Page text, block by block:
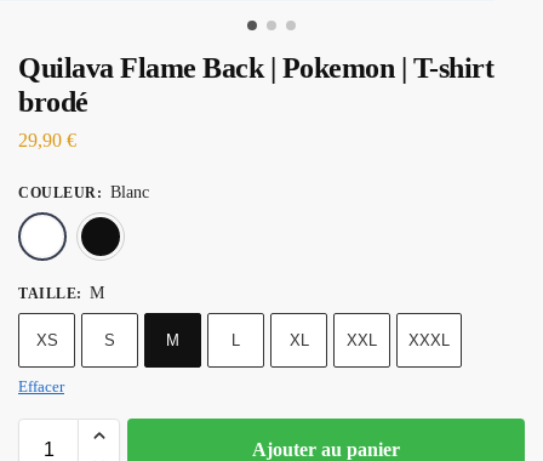
Quilava Flame Back | Pokemon | T-shirt
brodé
29,90 €
COULEUR : Blanc
TAILLE: M
XS S M L XL XXL XXXL
Effacer
Ajouter au panier